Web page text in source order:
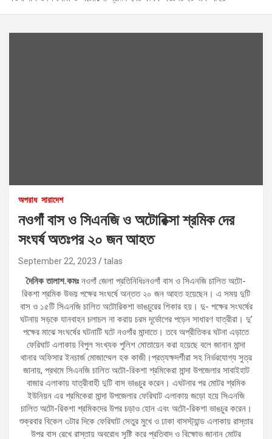
অপরাধ সারাদেশ
নওগাঁ বাস ও সিএনজি ও অটোরিক্সা শ্রমিক দের
সংঘর্ষ অতঃপর ২০ জন আহত
September 22, 2023 talas
দৈনিক তালাশ.কমঃ নওগাঁ জেলা প্রতিনিধিঃনওগাঁ বাস ও সিএনজি চালিত অটো-
রিকশা শ্রমিক উভয় পক্ষের সংঘর্ষে অন্তত ২০ জন আহত হয়েছেন। এ সময় দুটি
বাস ও ১৫টি সিএনজি চালিত অটোরিকশা ভাঙচুরের শিকার হয়। দু- পক্ষের সংঘর্ষের
ঘটনায় সড়কে যানবাহন চলাচল না করায় চরম দূর্ভোগের পড়েন সাধারণ যাত্রীরা। দু’
পক্ষের মাঝে সংঘর্ষের ঘটনাটি ঘটে নওগাঁর মান্দাতে। তবে অপ্রীতিকর ঘটনা এড়াতে
ফেরিঘাট এলাকায় বিপুল সংখ্যক পুলিশ মোতায়েন করা হয়েছে বলে জানান মান্দা
থানার অফিসার ইনচার্জ মোজাম্মেল হক কাজী।প্রত্যক্ষদর্শীরা সহ নির্ভরযোগ্য সুত্র
জানায়, প্রথমে সিএনজি চালিত অটো-রিকশা শ্রমিকেরা মান্দা উপজেলার সাবাইহাট
বাজার এলাকায় যাত্রীবাহী দুটি বাস ভাঙচুর করেন। এঘটনার পর মোটর শ্রমিক
ইউনিয়ন এর শ্রমিকেরা মান্দা উপজেলার ফেরিঘাট এলাকায় জড়ো হয়ে সিএনজি
চালিত অটো-রিকশা শ্রমিকদের উপর চড়াও হোন এবং অটো-রিকশা ভাঙচুর করেন।
শুক্রবার বিকেল ৩টার দিকে ফেরিঘাট সেতুর মুখে ও ঢাকা বাসস্ট্যান্ড এলাকায় রাস্তার
উপর বাস রেখে রাস্তায় অবরোধ সৃষ্টি করে প্রতিবাদ ও বিক্ষোভ জানান মোটর